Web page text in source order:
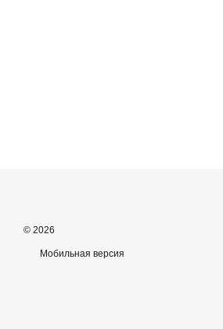
© 2026
Мобильная версия